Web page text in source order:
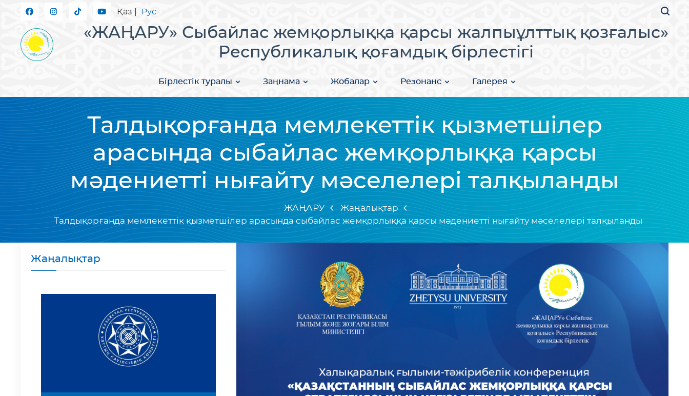
Қаз Рус
«ЖАҢАРУ» Сыбайлас жемқорлыққа қарсы жалпыұлттық қозғалыс»
Республикалық қоғамдық бірлестігі
Бірлестік туралы Заңнама Жобалар Резонанс Галерея
Талдықорғанда мемлекеттік қызметшілер
арасында сыбайлас жемқорлыққа қарсы
мәдениетті нығайту мәселелері талқыланды
ЖАҢАРУ
Жаңалықтар
Талдықорғанда мемлекеттік қызметшілер арасында сыбайлас жемқорлыққа қарсы мәдениетті нығайту мәселелері талқыланды
Жаңалықтар